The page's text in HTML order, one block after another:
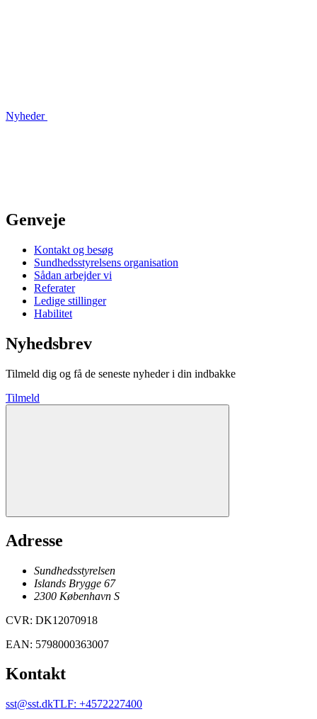
Nyheder
Genveje
Kontakt og besøg
Sundhedsstyrelsens organisation
Sådan arbejder vi
Referater
Ledige stillinger
Habilitet
Nyhedsbrev
Tilmeld dig og få de seneste nyheder i din indbakke
Tilmeld
Adresse
Sundhedsstyrelsen
Islands Brygge 67
2300 København S
CVR: DK12070918
EAN: 5798000363007
Kontakt
sst@sst.dkTLF: +4572227400